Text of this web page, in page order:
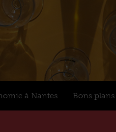
à Nantes Bons plans